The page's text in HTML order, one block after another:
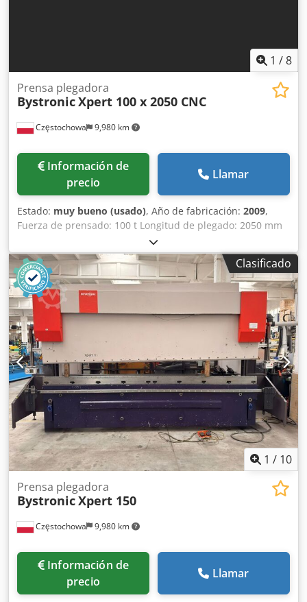
1 /8
Częstochowa 9,980 km
Prensa plegadora
BystronicXpert 100 x 2050 CNC
Información de
precio
Llamar
Estado: muy bueno (usado), Año de fabricación: 2009,
Fuerza de prensado: 100 t Longitud de plegado: 2050 mm
Carrera: 215 mm Altura de apertura: 500 mm Alcance: 400
mm Distancia entre columnas: 1700 mm Topes traseros: X-
R-Z Potencia del motor: 7,5 kW Csdpfx Akozclczsbjha Peso:
7400 kg Año de fabricación: 2009
Clasificado
1 / 10
Częstochowa 9,980 km
Prensa plegadora
BystronicXpert 150
Información de
precio
Llamar